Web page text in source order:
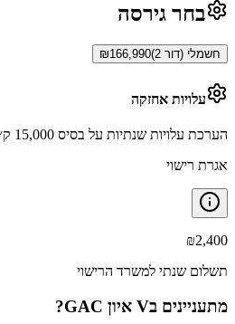
בחר גירסה
חשמלי (דור 2) ₪166,990
עלויות אחזקה
הערכת עלויות שנתיות על בסיס 15,000 ק״מ בשנה
אגרת רישוי
₪2,400
תשלום שנתי למשרד הרישוי
מתעניינים בGAC איון V ?